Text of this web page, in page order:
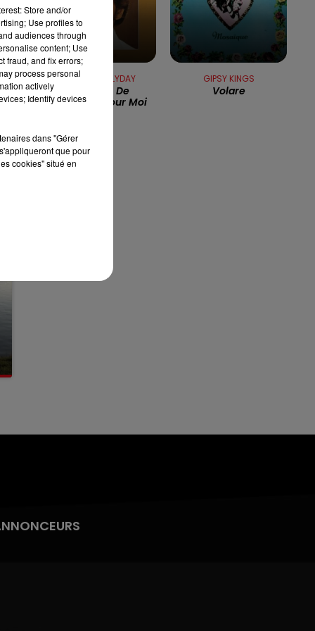
7h00 - 10h00
RDL WEEK-END
JOHNNY HALLYDAY
Joue Pas De
Rock'n'roll Pour Moi
GIPSY KINGS
Volare
Store and/or
Use profiles to
audiences through
content; Use
fraud, and fix errors;
process personal
actively
Identify devices
dans "Gérer
que pour
cookies" situé en